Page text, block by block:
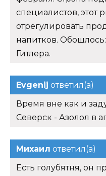
специалистов, этот
отрегулировать
напитков.
Гитлера.
Evgenij ответил(а)
Время вне как и
Северск - Азолол в
Михаил ответил(а)
Есть голубятня, он